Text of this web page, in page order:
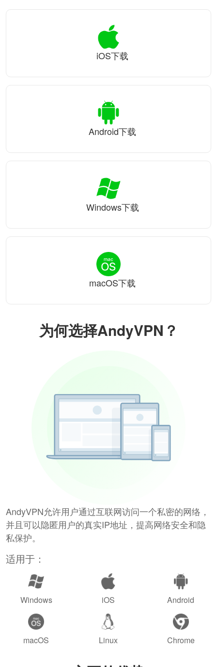
为何选择AndyVPN？
AndyVPN允许用户通过互联网访问一个私密的网络，
并且可以隐匿用户的真实IP地址，提高网络安全和隐
私保护。
适用于：
Windows iOS Android
macOS Linux Chrome
iOS下载
Android下载
Windows下载
macOS下载